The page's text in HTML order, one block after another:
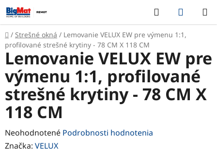
Prejsť
na
obsah
Hľadať
KOŠÍK
Domov
/ Strešné okná / Lemovanie VELUX EW pre výmenu 1:1,
profilované strešné krytiny - 78 CM X 118 CM
Lemovanie VELUX EW pre
výmenu 1:1, profilované
strešné krytiny - 78 CM X
118 CM
Priemerné
hodnotenie
Neohodnotené Podrobnosti hodnotenia
Značka: VELUX